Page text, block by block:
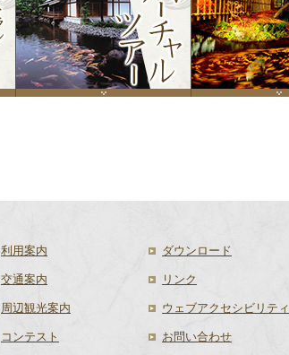
利用案内
交通案内
周辺観光案内
コンテスト
ダウンロード
リンク
ウェブアクセシビリティ
お問い合わせ